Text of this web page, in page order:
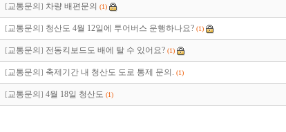
[교통문의] 차량 배편문의 (1)
[교통문의] 청산도 4월 12일에 투어버스 운행하나요? (1)
[교통문의] 전동킥보드도 배에 탈 수 있어요? (1)
[교통문의] 축제기간 내 청산도 도로 통제 문의. (1)
[교통문의] 4월 18일 청산도 (1)